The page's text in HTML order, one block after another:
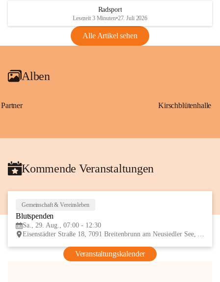
VBl. EU Nr. 18_2026
Radsport
Lesezeit 3 Minuten•27. Juli 2026
Alle Artikel sehen
Alben
Partner Kirschblütenhalle
Kommende Veranstaltungen
Gemeinschaft & Vereinsleben
Blutspenden
Sa., 29. Aug., 07:00 - 12:30
Eisenstädter Straße 18, 7091 Breitenbrunn am Neusiedler See, AUT
Veranstaltungskalender